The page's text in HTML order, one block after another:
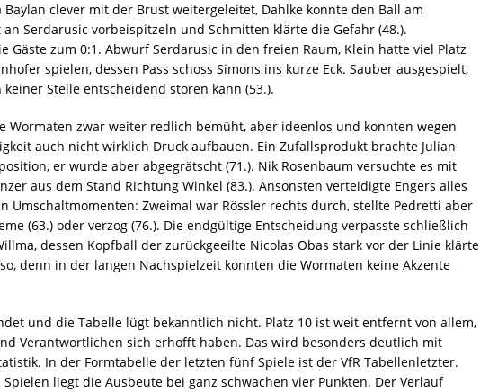
Baylan clever mit der Brust weitergeleitet, Dahlke konnte den Ball am
Serdarusic vorbeispitzeln und Schmitten klärte die Gefahr (48.).
Gäste zum 0:1. Abwurf Serdarusic in den freien Raum, Klein hatte viel Platz
spielen, dessen Pass schoss Simons ins kurze Eck. Sauber ausgespielt,
Stelle entscheidend stören kann (53.).
Wormaten zwar weiter redlich bemüht, aber ideenlos und konnten wegen
auch nicht wirklich Druck aufbauen. Ein Zufallsprodukt brachte Julian
er wurde aber abgegrätscht (71.). Nik Rosenbaum versuchte es mit
aus dem Stand Richtung Winkel (83.). Ansonsten verteidigte Engers alles
Umschaltmomenten: Zweimal war Rössler rechts durch, stellte Pedretti aber
(63.) oder verzog (76.). Die endgültige Entscheidung verpasste schließlich
dessen Kopfball der zurückgeeilte Nicolas Obas stark vor der Linie klärte
denn in der langen Nachspielzeit konnten die Wormaten keine Akzente
und die Tabelle lügt bekanntlich nicht. Platz 10 ist weit entfernt von allem,
Verantwortlichen sich erhofft haben. Das wird besonders deutlich mit
In der Formtabelle der letzten fünf Spiele ist der VfR Tabellenletzter.
liegt die Ausbeute bei ganz schwachen vier Punkten. Der Verlauf